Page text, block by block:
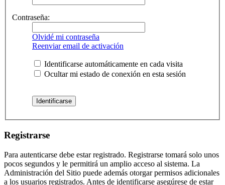
Contraseña:
Olvidé mi contraseña
Reenviar email de activación
Identificarse automáticamente en cada visita
Ocultar mi estado de conexión en esta sesión
Registrarse
Para autenticarse debe estar registrado. Registrarse tomará solo unos
pocos segundos y le permitirá un amplio acceso al sistema. La
Administración del Sitio puede además otorgar permisos adicionales
a los usuarios registrados. Antes de identificarse asegúrese de estar